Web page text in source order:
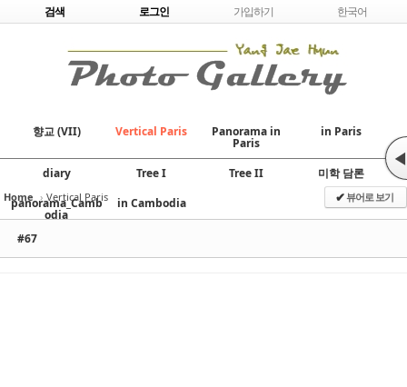
Skip to content
검색 로그인 가입하기 한국어
향교 (VII) Vertical Paris Panorama in
Paris
in Paris
diary Tree I Tree II
미학 담론
panorama_Camb
odia
in Cambodia
◀
Home › Vertical Paris ✔뷰어로 보기
#67